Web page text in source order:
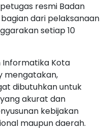
resmi Badan
dari pelaksanaan
setiap 10
Informatika Kota
mengatakan,
dibutuhkan untuk
akurat dan
kebijakan
maupun daerah.